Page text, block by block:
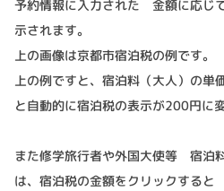
予約情報に入力された 金額に応じ
示されます。
上の画像は京都市宿泊税の例です。
上の例ですと、宿泊料（大人）の
と自動的に宿泊税の表示が200円に
また修学旅行者や外国大使等 宿泊
は、宿泊税の金額をクリックする